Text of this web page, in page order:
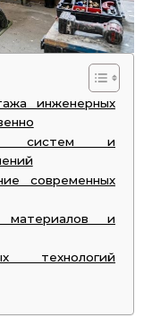
инженерных
систем и
современных
материалов и
технологий